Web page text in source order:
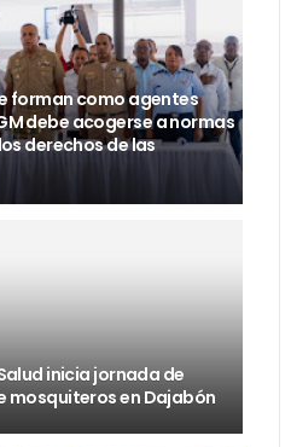
forman como agentes
debe acogerse a normas
derechos de las
inicia jornada de
mosquiteros en Dajabón